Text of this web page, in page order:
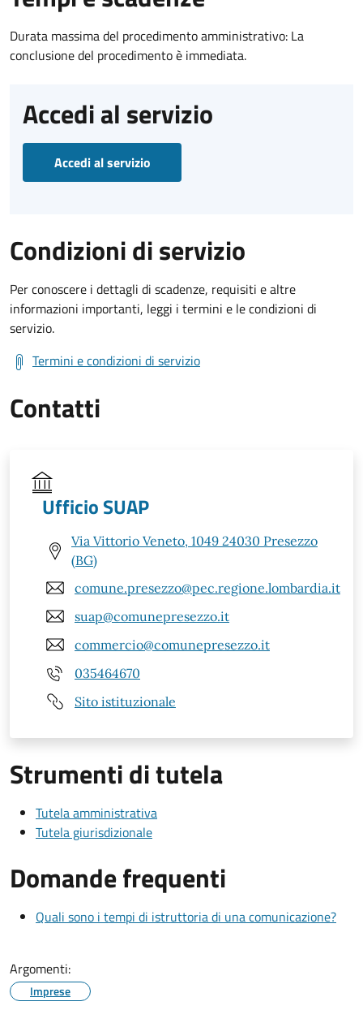
Durata massima del procedimento amministrativo: La
conclusione del procedimento è immediata.
Accedi al servizio
Accedi al servizio
Condizioni di servizio
Per conoscere i dettagli di scadenze, requisiti e altre
informazioni importanti, leggi i termini e le condizioni di
servizio.
Termini e condizioni di servizio
Contatti
Ufficio SUAP
Via Vittorio Veneto, 1049 24030 Presezzo
(BG)
comune.presezzo@pec.regione.lombardia.it
suap@comunepresezzo.it
commercio@comunepresezzo.it
035464670
Sito istituzionale
Strumenti di tutela
Tutela amministrativa
Tutela giurisdizionale
Domande frequenti
Quali sono i tempi di istruttoria di una comunicazione?
Argomenti:
Imprese